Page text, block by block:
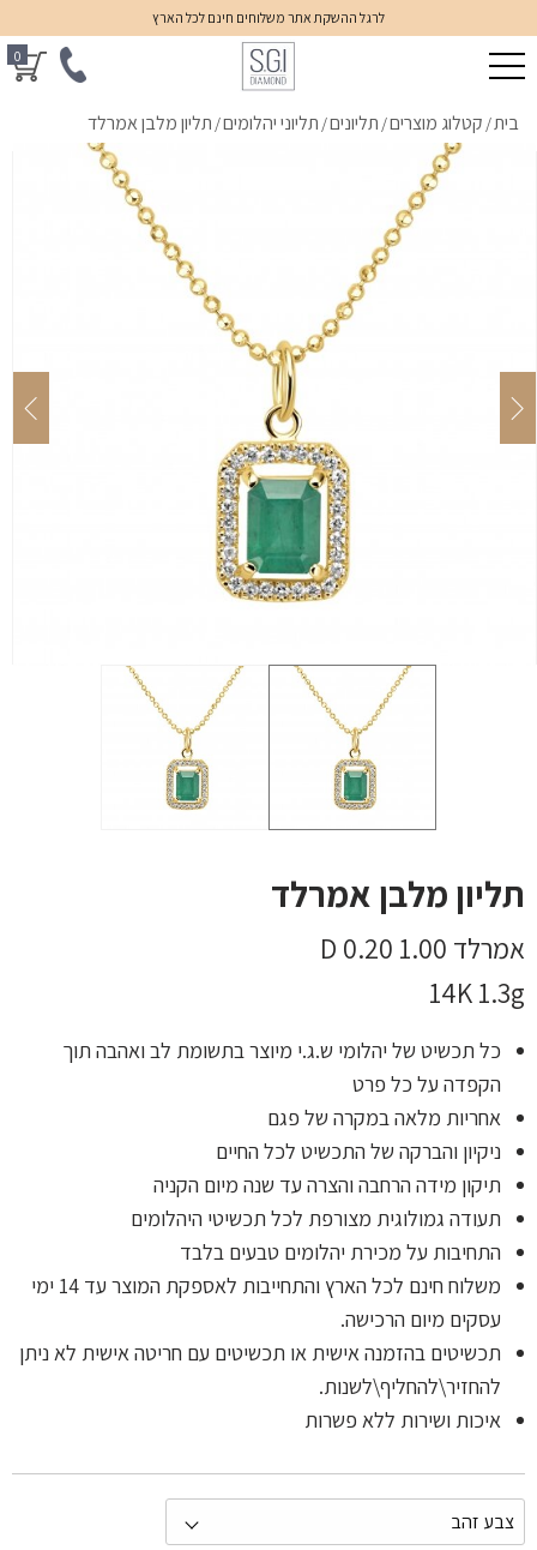
לרגל ההשקת אתר משלוחים חינם לכל הארץ
0
בית/ קטלוג מוצרים/ תליונים/ תליוני יהלומים/ תליון מלבן אמרלד
תליון מלבן אמרלד
אמרלד 1.00 D 0.20
14K 1.3g
כל תכשיט של יהלומי ש.ג.י מיוצר בתשומת לב ואהבה תוך
הקפדה על כל פרט
אחריות מלאה במקרה של פגם
ניקיון והברקה של התכשיט לכל החיים
תיקון מידה הרחבה והצרה עד שנה מיום הקניה
תעודה גמולוגית מצורפת לכל תכשיטי היהלומים
התחיבות על מכירת יהלומים טבעים בלבד
משלוח חינם לכל הארץ והתחייבות לאספקת המוצר עד 14 ימי
עסקים מיום הרכישה.
תכשיטים בהזמנה אישית או תכשיטים עם חריטה אישית לא ניתן
להחזיר\להחליף\לשנות.
איכות ושירות ללא פשרות